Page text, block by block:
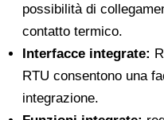
possibilità di
contatto termico.
Interfacce integrate:
RTU consentono una
integrazione.